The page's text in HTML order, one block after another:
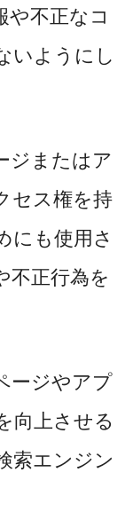
や不正なコ
いようにし
ジまたはア
セス権を持
にも使用さ
不正行為を
ージやアプ
向上させる
索エンジン